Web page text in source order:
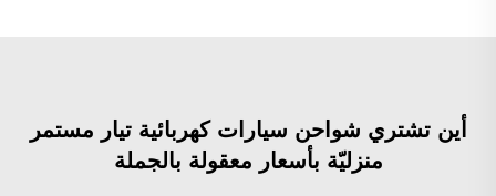
أين تشتري شواحن سيارات كهربائية تيار مستمر
منزليّة بأسعار معقولة بالجملة